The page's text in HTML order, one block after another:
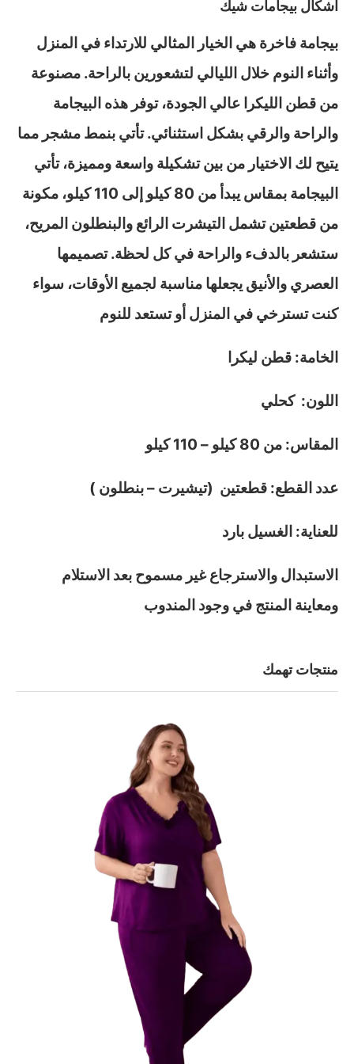
اشكال بيجامات شيك
بيجامة فاخرة هي الخيار المثالي للارتداء في المنزل
وأثناء النوم خلال الليالي لتشعورين بالراحة. مصنوعة
من قطن الليكرا عالي الجودة، توفر هذه البيجامة
والراحة والرقي بشكل استثنائي. تأتي بنمط مشجر مما
يتيح لك الاختيار من بين تشكيلة واسعة ومميزة، تأتي
البيجامة بمقاس يبدأ من 80 كيلو إلى 110 كيلو، مكونة
من قطعتين تشمل التيشرت الرائع والبنطلون المريح،
ستشعر بالدفء والراحة في كل لحظة. تصميمها
العصري والأنيق يجعلها مناسبة لجميع الأوقات، سواء
كنت تسترخي في المنزل أو تستعد للنوم
الخامة: قطن ليكرا
اللون: كحلي
المقاس: من 80 كيلو – 110 كيلو
عدد القطع: قطعتين (تيشيرت – بنطلون )
للعناية: الغسيل بارد
الاستبدال والاسترجاع غير مسموح بعد الاستلام
ومعاينة المنتج في وجود المندوب
منتجات تهمك